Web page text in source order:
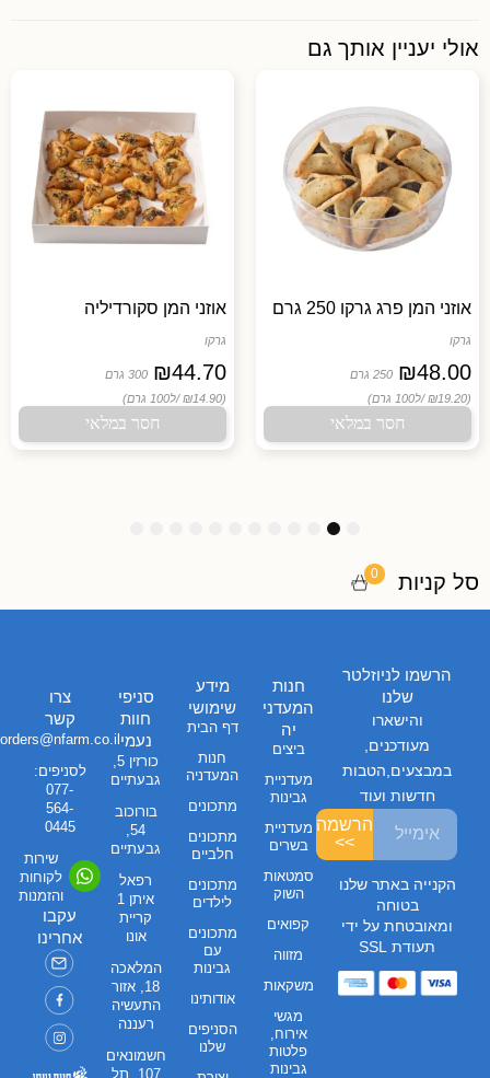
אולי יעניין אותך גם
אוזני המן פרג גרקו 250 גרם
גרקו
₪48.00
250 גרם
(₪19.20 /
ל100 גרם)
חסר במלאי
אוזני המן סקורדיליה
גרקו
₪44.70
300 גרם
(₪14.90 /
ל100 גרם)
חסר במלאי
סל קניות 0
חנות
המעדני
יה
ביצים
מעדניית
גבינות
מעדניית
בשרים
סמטאות
השוק
קפואים
מזווה
משקאות
מגשי
אירוח,
פלטות
גבינות
מידע
שימושי
דף הבית
חנות
המעדניה
מתכונים
מתכונים
חלביים
מתכונים
לילדים
מתכונים
עם
גבינות
אודותינו
הסניפים
שלנו
סניפי
חוות
נעמי
כורזין 5,
גבעתיים
בורוכוב
54,
גבעתיים
רפאל
איתן 1
קריית
אונו
המלאכה
18, אזור
התעשיה
רעננה
חשמונאים
107, תל
צרו
קשר
orders@nfarm.co.il
לסניפים:
077-
564-
0445
שירות
לקוחות
והזמנות
עקבו
אחרינו
הרשמו לניוזלטר
שלנו
והישארו
מעודכנים,
במבצעים,הטבות
חדשות ועוד
הרשמה
>>
הקנייה באתר שלנו
בטוחה
ומאובטחת על ידי
תעודת SSL